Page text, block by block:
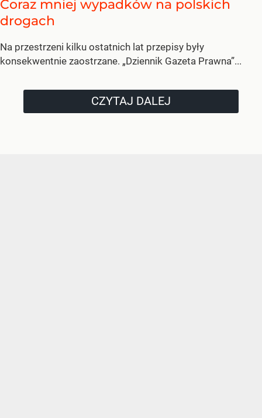
Coraz mniej wypadków na polskich
drogach
Na przestrzeni kilku ostatnich lat przepisy były
konsekwentnie zaostrzane. „Dziennik Gazeta Prawna”...
CZYTAJ DALEJ